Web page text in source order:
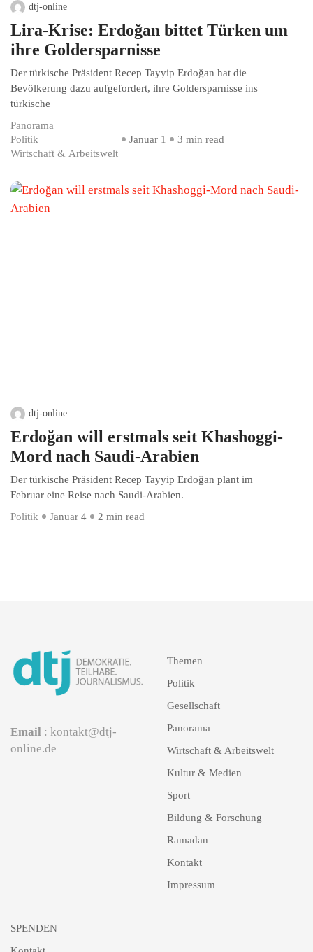
dtj-online
Lira-Krise: Erdoğan bittet Türken um
ihre Goldersparnisse
Der türkische Präsident Recep Tayyip Erdoğan hat die
Bevölkerung dazu aufgefordert, ihre Goldersparnisse ins
türkische
Panorama
Politik
Wirtschaft & Arbeitswelt
Januar 1 3 min read
dtj-online
Erdoğan will erstmals seit Khashoggi-
Mord nach Saudi-Arabien
Der türkische Präsident Recep Tayyip Erdoğan plant im
Februar eine Reise nach Saudi-Arabien.
Politik
Januar 4 2 min read
Email : kontakt@dtj-
online.de
Themen
Politik
Gesellschaft
Panorama
Wirtschaft & Arbeitswelt
Kultur & Medien
Sport
Bildung & Forschung
Ramadan
Kontakt
Impressum
SPENDEN